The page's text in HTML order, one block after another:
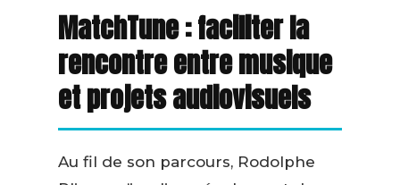
MatchTune : faciliter la
rencontre entre musique
et projets audiovisuels
Au fil de son parcours, Rodolphe